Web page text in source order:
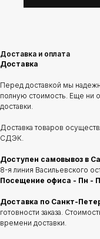
Доставка и оплата
Доставка
Перед доставкой мы
полную стоимость. Еще ни
доставки.
Доставка товаров
СДЭК.
Доступен самовывоз в
8-я линия Васильевского
Посещение офиса - Пн -
Доставка по Санкт-
готовности заказа.
времени доставки.